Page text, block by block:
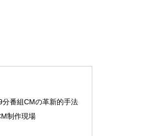
番組CMの革新的手法
制作現場